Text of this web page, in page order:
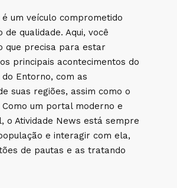
é um veículo comprometido
qualidade. Aqui, você
que precisa para estar
principais acontecimentos do
Entorno, com as
suas regiões, assim como o
Como um portal moderno e
o Atividade News está sempre
e interagir com ela,
de pautas e as tratando